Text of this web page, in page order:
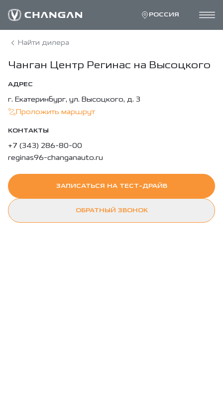
РОССИЯ
Найти дилера
Чанган Центр Регинас на Высоцкого
АДРЕС
г. Екатеринбург, ул. Высоцкого, д. 3
Проложить маршрут
КОНТАКТЫ
+7 (343) 286-80-00
reginas96-changanauto.ru
ЗАПИСАТЬСЯ НА ТЕСТ-ДРАЙВ
ОБРАТНЫЙ ЗВОНОК